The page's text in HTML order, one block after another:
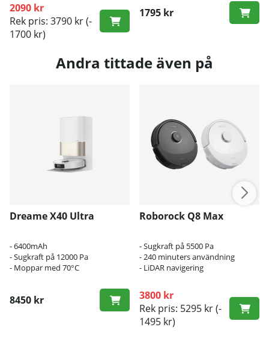
2090 kr
Rek pris: 3790 kr(-
1700 kr)
Patenterad Rapid Air-teknik-
1795 kr
Andra tittade även på
Dreame X40 Ultra
- 6400mAh
- Sugkraft på 12000 Pa
- Moppar med 70°C
8450 kr
Roborock Q8 Max
- Sugkraft på 5500 Pa
- 240 minuters användning
- LiDAR navigering
3800 kr
Rek pris: 5295 kr(-
1495 kr)